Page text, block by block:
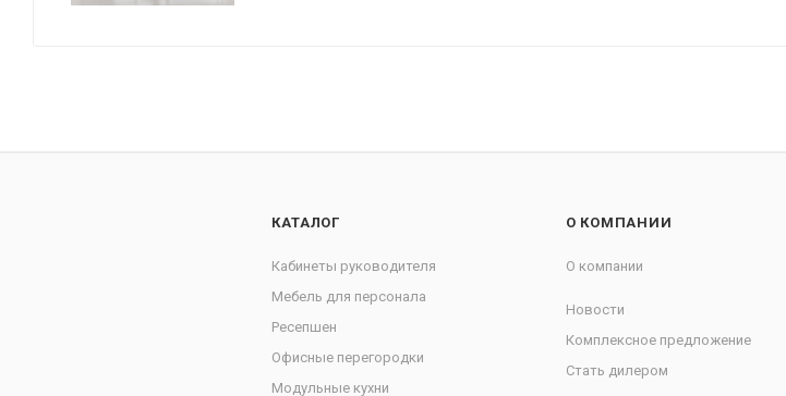
КАТАЛОГ
Кабинеты руководителя
Мебель для персонала
Ресепшен
Офисные перегородки
Модульные кухни
О КОМПАНИИ
О компании
Новости
Комплексное предложение
Стать дилером